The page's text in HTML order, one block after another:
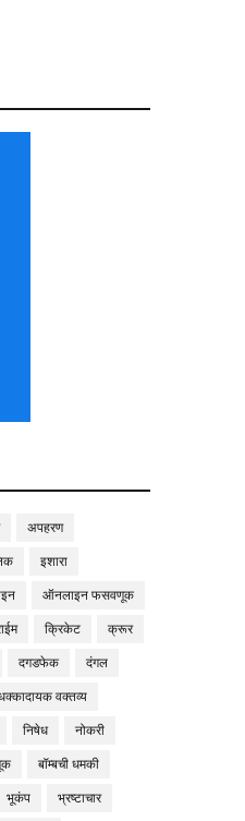
अपहरण
इशारा
ऑनलाइन फसवणूक
क्रिकेट
क्रूर
दगडफेक
दंगल
वक्तव्य
निषेध
नोकरी
बॉम्बची धमकी
भूकंप
भ्रष्टाचार